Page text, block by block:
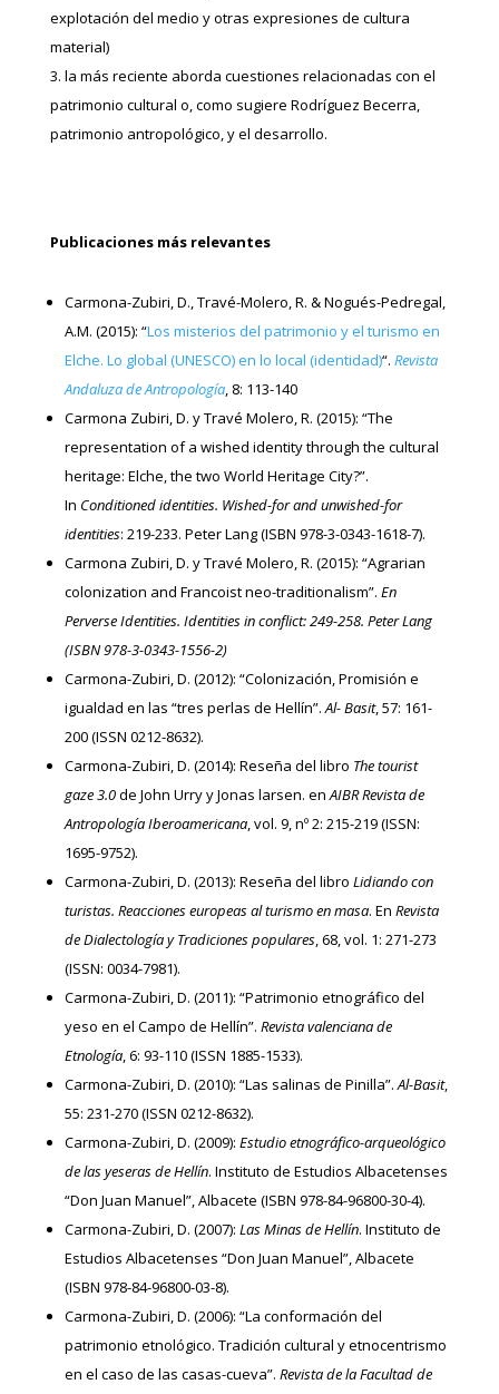
explotación del medio y otras expresiones de cultura
material)
la más reciente aborda cuestiones relacionadas con el
patrimonio cultural o, como sugiere Rodríguez Becerra,
patrimonio antropológico, y el desarrollo.
Publicaciones más relevantes
Carmona-Zubiri, D., Travé-Molero, R. & Nogués-Pedregal,
A.M. (2015): “Los misterios del patrimonio y el turismo en
Elche. Lo global (UNESCO) en lo local (identidad)“. Revista
Andaluza de Antropología, 8: 113-140
Carmona Zubiri, D. y Travé Molero, R. (2015): “The
representation of a wished identity through the cultural
heritage: Elche, the two World Heritage City?”.
In Conditioned identities. Wished-for and unwished-for
identities: 219-233. Peter Lang (ISBN 978-3-0343-1618-7).
Carmona Zubiri, D. y Travé Molero, R. (2015): “Agrarian
colonization and Francoist neo-traditionalism”. En
Perverse Identities. Identities in conflict: 249-258. Peter Lang
(ISBN 978-3-0343-1556-2)
Carmona-Zubiri, D. (2012): “Colonización, Promisión e
igualdad en las “tres perlas de Hellín”.Al- Basit, 57: 161-
200 (ISSN 0212-8632).
Carmona-Zubiri, D. (2014): Reseña del libro The tourist
gaze 3.0de John Urry y Jonas larsen. enAIBR Revista de
Antropología Iberoamericana, vol. 9, nº 2: 215-219 (ISSN:
1695-9752).
Carmona-Zubiri, D. (2013): Reseña del libro Lidiando con
turistas. Reacciones europeas al turismo en masa. En Revista
de Dialectología y Tradiciones populares, 68, vol. 1: 271-273
(ISSN: 0034-7981).
Carmona-Zubiri, D. (2011): “Patrimonio etnográfico del
yeso en el Campo de Hellín”. Revista valenciana de
Etnología, 6: 93-110 (ISSN 1885-1533).
Carmona-Zubiri, D. (2010): “Las salinas de Pinilla”.Al-Basit,
55: 231-270 (ISSN 0212-8632).
Carmona-Zubiri, D. (2009): Estudio etnográfico-arqueológico
de las yeseras de Hellín. Instituto de Estudios Albacetenses
“Don Juan Manuel”, Albacete (ISBN 978-84-96800-30-4).
Carmona-Zubiri, D. (2007): Las Minas de Hellín. Instituto de
Estudios Albacetenses “Don Juan Manuel”, Albacete
(ISBN 978-84-96800-03-8).
Carmona-Zubiri, D. (2006): “La conformación del
patrimonio etnológico. Tradición cultural y etnocentrismo
en el caso de las casas-cueva”. Revista de la Facultad de